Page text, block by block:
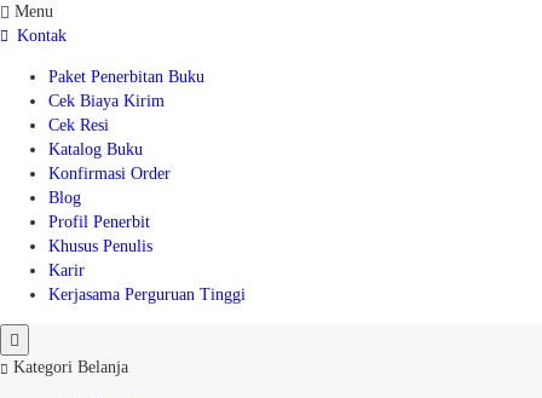
Menu
Kontak
Paket Penerbitan Buku
Cek Biaya Kirim
Cek Resi
Katalog Buku
Konfirmasi Order
Blog
Profil Penerbit
Khusus Penulis
Karir
Kerjasama Perguruan Tinggi
Kategori Belanja